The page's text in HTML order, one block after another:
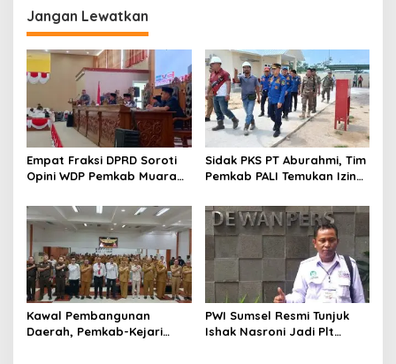
Jangan Lewatkan
Empat Fraksi DPRD Soroti
Opini WDP Pemkab Muara
Kelola Keuangan
Sidak PKS PT Aburahmi, Tim
Pemkab PALI Temukan Izin
Kawal Pembangunan
Daerah, Pemkab-Kejari
PWI Sumsel Resmi Tunjuk
Ishak Nasroni Jadi Plt